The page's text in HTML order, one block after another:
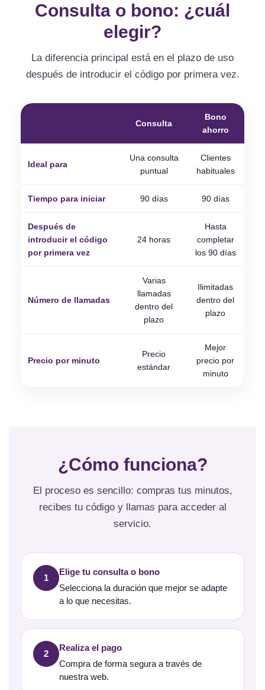
Consulta o bono: ¿cuál
elegir?
La diferencia principal está en el plazo de uso
después de introducir el código por primera vez.
Consulta
Bono
ahorro
Ideal para
Una consulta
puntual
Clientes
habituales
Tiempo para iniciar 90 días 90 días
Después de
introducir el código
por primera vez
24 horas
Hasta
completar
los 90 días
Número de llamadas
Varias
llamadas
dentro del
plazo
Ilimitadas
dentro del
plazo
Precio por minuto
Precio
estándar
Mejor
precio por
minuto
¿Cómo funciona?
El proceso es sencillo: compras tus minutos,
recibes tu código y llamas para acceder al
servicio.
1
Elige tu consulta o bono
Selecciona la duración que mejor se adapte
a lo que necesitas.
2
Realiza el pago
Compra de forma segura a través de
nuestra web.